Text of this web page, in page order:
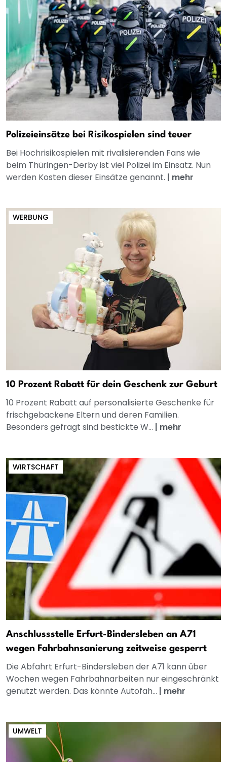
Polizeieinsätze bei Risikospielen sind teuer
Bei Hochrisikospielen mit rivalisierenden Fans wie
beim Thüringen-Derby ist viel Polizei im Einsatz. Nun
werden Kosten dieser Einsätze genannt. | mehr
WERBUNG
10 Prozent Rabatt für dein Geschenk zur Geburt
10 Prozent Rabatt auf personalisierte Geschenke für
frischgebackene Eltern und deren Familien.
Besonders gefragt sind bestickte W... | mehr
WIRTSCHAFT
Anschlussstelle Erfurt-Bindersleben an A71
wegen Fahrbahnsanierung zeitweise gesperrt
Die Abfahrt Erfurt-Bindersleben der A71 kann über
Wochen wegen Fahrbahnarbeiten nur eingeschränkt
genutzt werden. Das könnte Autofah... | mehr
UMWELT